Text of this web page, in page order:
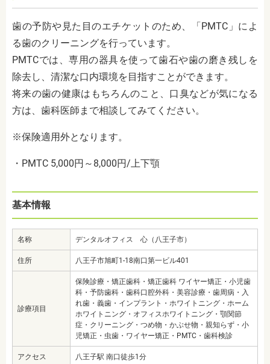
歯の予防や見た目のエチケットのため、「PMTC」によ
る歯のクリーニングを行っています。
PMTCでは、専用の器具を使って歯石や歯の磨き残しを
除去し、清潔な口内環境を目指すことができます。
将来の歯の健康はもちろんのこと、口臭などが気になる
方は、歯科医師まで相談してみてください。
※保険適用外となります。
・PMTC 5,000円～8,000円/上下顎
基本情報
名称 デンタルオフィス 心（八王子市）
住所 八王子市旭町1-18南口第一ビル401
診療項目
保険診療・矯正歯科・矯正歯科 ワイヤー矯正・小児歯
科・予防歯科・歯科口腔外科・美容診療・歯周病・入
れ歯・義歯・インプラント・ホワイトニング・ホーム
ホワイトニング・オフィスホワイトニング・顎関節
症・クリーニング・つめ物・かぶせ物・親知らず・小
児矯正・虫歯・ワイヤー矯正・PMTC・歯科検診
アクセス 八王子駅 南口徒歩1分